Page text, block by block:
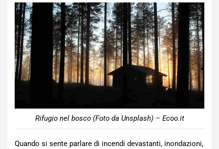
Rifugio nel bosco (Foto da Unsplash) – Ecoo.it
Quando si sente parlare di incendi devastanti, inondazioni,